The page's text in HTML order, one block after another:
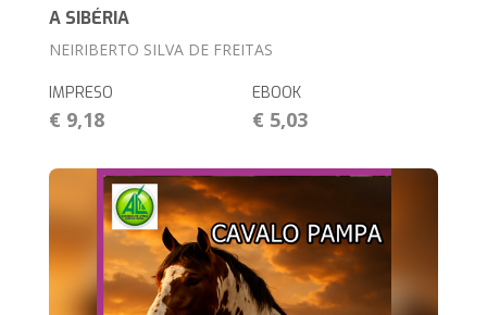
A SIBÉRIA
NEIRIBERTO SILVA DE FREITAS
IMPRESO
€ 9,18
EBOOK
€ 5,03